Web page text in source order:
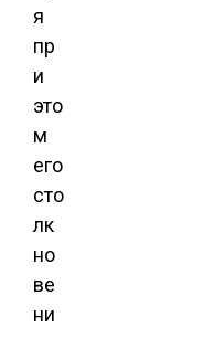
я
пр
и
это
м
его
сто
лк
но
ве
ни